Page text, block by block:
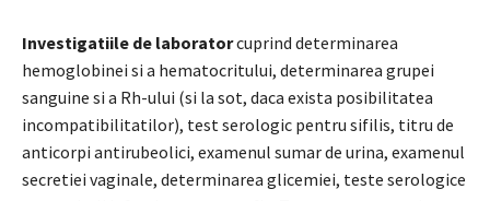
Investigatiile de laboratorcuprind determinarea
hemoglobinei si a hematocritului, determinarea grupei
sanguine si a Rh-ului (si la sot, daca exista posibilitatea
incompatibilitatilor), test serologic pentru sifilis, titru de
anticorpi antirubeolici, examenul sumar de urina, examenul
secretiei vaginale, determinarea glicemiei, teste serologice